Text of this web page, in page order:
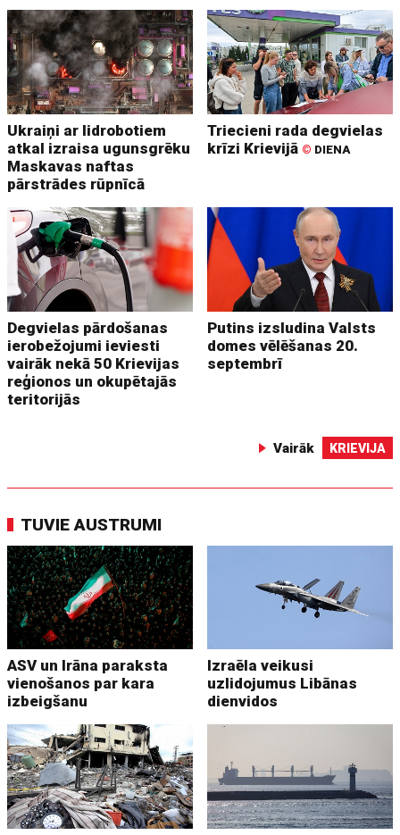
Ukraiņi ar lidrobotiem
atkal izraisa ugunsgrēku
Maskavas naftas
pārstrādes rūpnīcā
Triecieni rada degvielas
krīzi Krievijā © DIENA
Degvielas pārdošanas
ierobežojumi ieviesti
vairāk nekā 50 Krievijas
reģionos un okupētajās
teritorijās
Putins izsludina Valsts
domes vēlēšanas 20.
septembrī
Vairāk KRIEVIJA
TUVIE AUSTRUMI
ASV un Irāna paraksta
vienošanos par kara
izbeigšanu
Izraēla veikusi
uzlidojumus Libānas
dienvidos